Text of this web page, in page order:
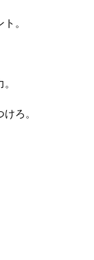
。
ろ。